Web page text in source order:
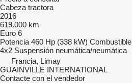
Cabeza tractora
2016
619.000 km
Euro 6
Potencia 460 Hp (338 kW) Combustible
4x2 Suspensión neumática/neumática
Francia, Limay
GUAINVILLE INTERNATIONAL
Contacte con el vendedor